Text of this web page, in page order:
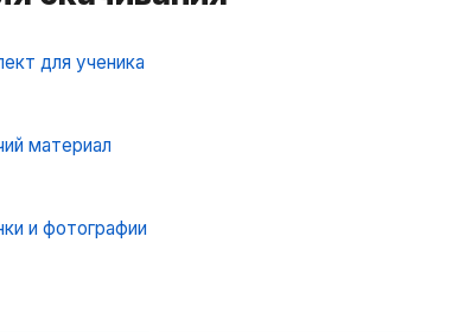
для ученика
материал
и фотографии